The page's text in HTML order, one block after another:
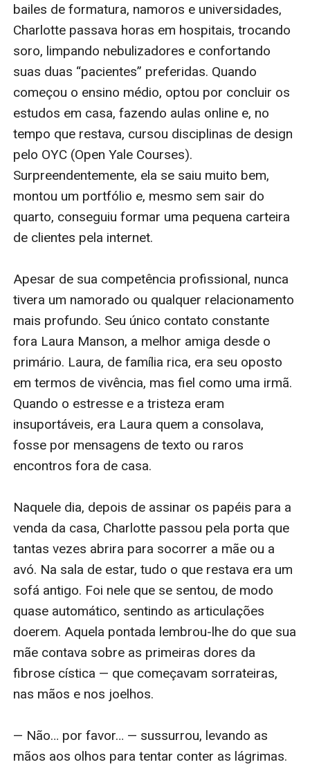
bailes de formatura, namoros e universidades,
Charlotte passava horas em hospitais, trocando
soro, limpando nebulizadores e confortando
suas duas “pacientes” preferidas. Quando
começou o ensino médio, optou por concluir os
estudos em casa, fazendo aulas online e, no
tempo que restava, cursou disciplinas de design
pelo OYC (Open Yale Courses).
Surpreendentemente, ela se saiu muito bem,
montou um portfólio e, mesmo sem sair do
quarto, conseguiu formar uma pequena carteira
de clientes pela internet.
Apesar de sua competência profissional, nunca
tivera um namorado ou qualquer relacionamento
mais profundo. Seu único contato constante
fora Laura Manson, a melhor amiga desde o
primário. Laura, de família rica, era seu oposto
em termos de vivência, mas fiel como uma irmã.
Quando o estresse e a tristeza eram
insuportáveis, era Laura quem a consolava,
fosse por mensagens de texto ou raros
encontros fora de casa.
Naquele dia, depois de assinar os papéis para a
venda da casa, Charlotte passou pela porta que
tantas vezes abrira para socorrer a mãe ou a
avó. Na sala de estar, tudo o que restava era um
sofá antigo. Foi nele que se sentou, de modo
quase automático, sentindo as articulações
doerem. Aquela pontada lembrou-lhe do que sua
mãe contava sobre as primeiras dores da
fibrose cística — que começavam sorrateiras,
nas mãos e nos joelhos.
— Não… por favor… — sussurrou, levando as
mãos aos olhos para tentar conter as lágrimas.